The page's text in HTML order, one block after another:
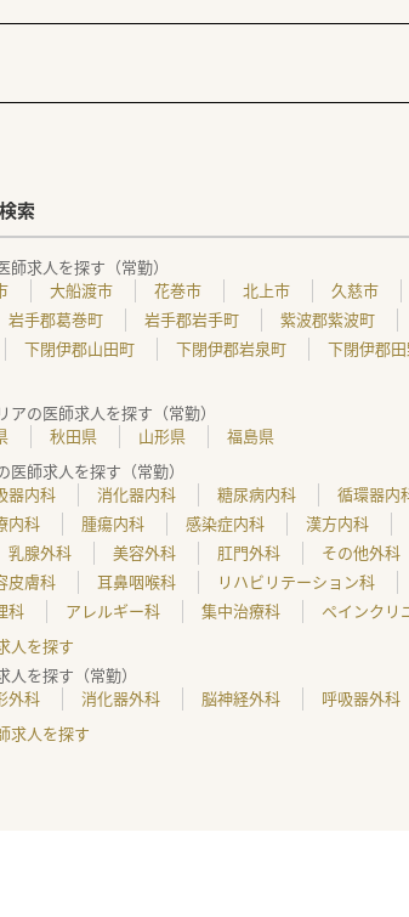
索
求人を探す（常勤）
大船渡市 花巻市 北上市 久慈市
岩手郡葛巻町 岩手郡岩手町 紫波郡紫波町
下閉伊郡山田町 下閉伊郡岩泉町 下閉伊郡
の医師求人を探す（常勤）
秋田県 山形県
福島県
師求人を探す（常勤）
器内科 消化器内科 糖尿病内科 循環器内
内科 腫瘍内科 感染症内科 漢方内科
乳腺外科 美容外科 肛門外科 その他外科
皮膚科 耳鼻咽喉科 リハビリテーション科
科 アレルギー科 集中治療科 ペインクリ
人を探す
を探す（常勤）
外科 消化器外科 脳神経外科 呼吸器外科
求人を探す